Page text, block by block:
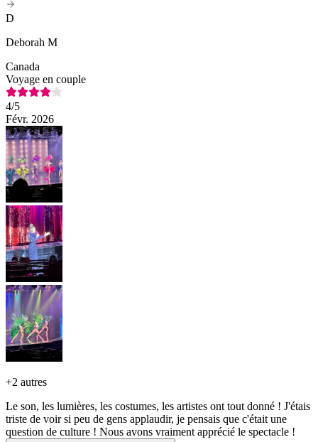
D
Deborah M
Canada
Voyage en couple
4/5
Févr. 2026
+2 autres
Le son, les lumières, les costumes, les artistes ont tout donné ! J'étais
triste de voir si peu de gens applaudir, je pensais que c'était une
question de culture ! Nous avons vraiment apprécié le spectacle !